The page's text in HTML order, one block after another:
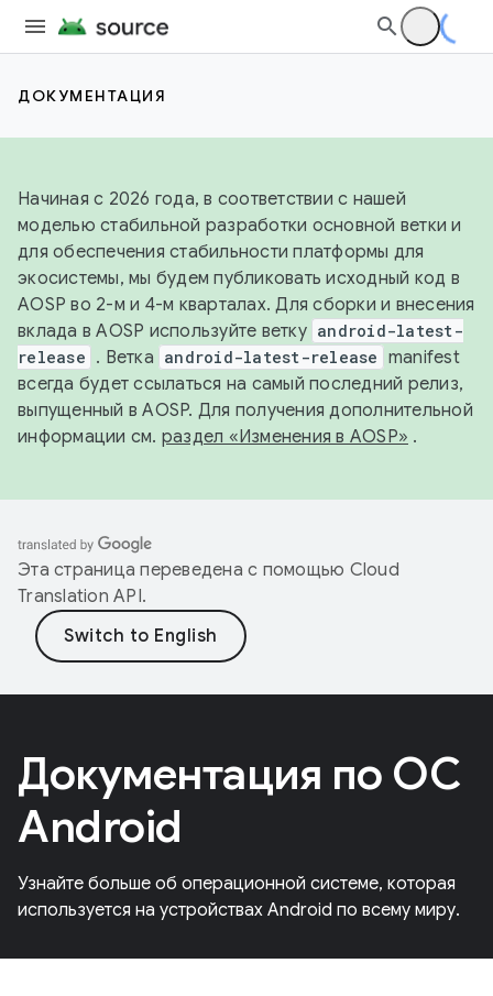
ДОКУМЕНТАЦИЯ
Начиная с 2026 года, в соответствии с нашей
моделью стабильной разработки основной ветки и
для обеспечения стабильности платформы для
экосистемы, мы будем публиковать исходный код в
AOSP во 2-м и 4-м кварталах. Для сборки и внесения
вклада в AOSP используйте ветку android-latest-
release . Ветка android-latest-release manifest
всегда будет ссылаться на самый последний релиз,
выпущенный в AOSP. Для получения дополнительной
информации см. раздел «Изменения в AOSP» .
Эта страница переведена с помощью Cloud
Translation API.
Документация по ОС
Android
Узнайте больше об операционной системе, которая
используется на устройствах Android по всему миру.